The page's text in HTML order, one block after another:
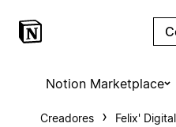
Notion Marketplace
Creadores Felix'